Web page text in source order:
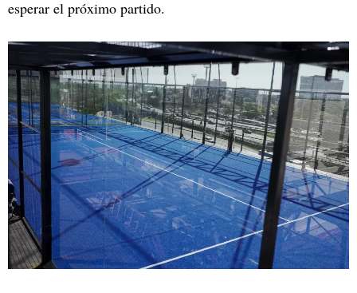
esperar el próximo partido.